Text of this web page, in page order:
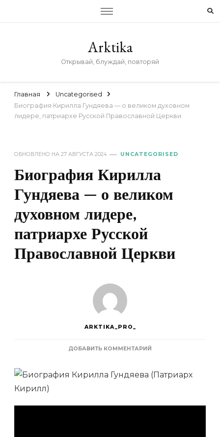
Arktika
Открывай, блуждай, повторяй
Главная
Uncategorised
Биография Кирилла Гундяева — о великом духовном
лидере, патриархе Русской Православной Церкви
ОБНОВЛЕНО НА 27 АВГУСТА 2024 UNCATEGORISED
Биография Кирилла
Гундяева — о великом
духовном лидере,
патриархе Русской
Православной Церкви
ARKTIKA_PRO_
ДОБАВИТЬ КОММЕНТАРИЙ
КИРИЛЛА